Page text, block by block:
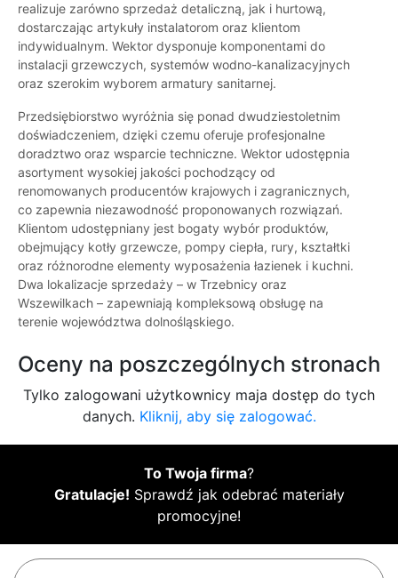
realizuje zarówno sprzedaż detaliczną, jak i hurtową,
dostarczając artykuły instalatorom oraz klientom
indywidualnym. Wektor dysponuje komponentami do
instalacji grzewczych, systemów wodno-kanalizacyjnych
oraz szerokim wyborem armatury sanitarnej.
Przedsiębiorstwo wyróżnia się ponad dwudziestoletnim
doświadczeniem, dzięki czemu oferuje profesjonalne
doradztwo oraz wsparcie techniczne. Wektor udostępnia
asortyment wysokiej jakości pochodzący od
renomowanych producentów krajowych i zagranicznych,
co zapewnia niezawodność proponowanych rozwiązań.
Klientom udostępniany jest bogaty wybór produktów,
obejmujący kotły grzewcze, pompy ciepła, rury, kształtki
oraz różnorodne elementy wyposażenia łazienek i kuchni.
Dwa lokalizacje sprzedaży – w Trzebnicy oraz
Wszewilkach – zapewniają kompleksową obsługę na
terenie województwa dolnośląskiego.
Oceny na poszczególnych stronach
Tylko zalogowani użytkownicy maja dostęp do tych
danych. Kliknij, aby się zalogować.
To Twoja firma?
Gratulacje! Sprawdź jak odebrać materiały
promocyjne!